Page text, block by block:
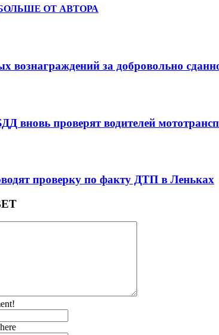
ОТ АВТОРА
вознаграждений за добровольно
вновь проверят водителей
проверку по факту ДТП в Леньках